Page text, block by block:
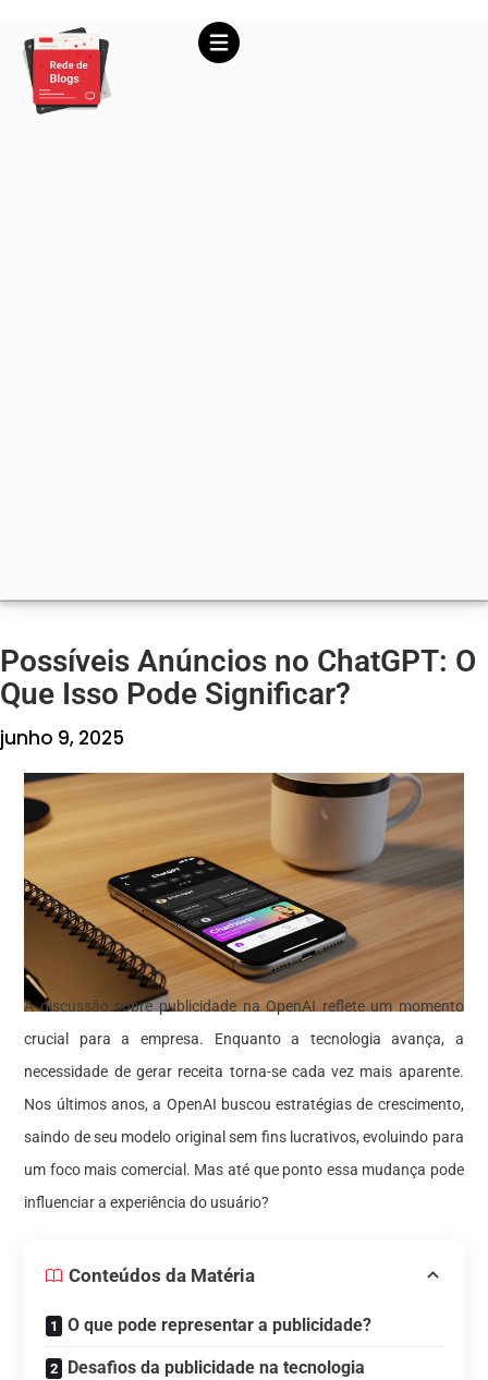
Possíveis Anúncios no ChatGPT: O
Que Isso Pode Significar?
junho 9, 2025
A discussão sobre publicidade na OpenAI reflete um momento
crucial para a empresa. Enquanto a tecnologia avança, a
necessidade de gerar receita torna-se cada vez mais aparente.
Nos últimos anos, a OpenAI buscou estratégias de crescimento,
saindo de seu modelo original sem fins lucrativos, evoluindo para
um foco mais comercial. Mas até que ponto essa mudança pode
influenciar a experiência do usuário?
Conteúdos da Matéria
O que pode representar a publicidade?
Desafios da publicidade na tecnologia